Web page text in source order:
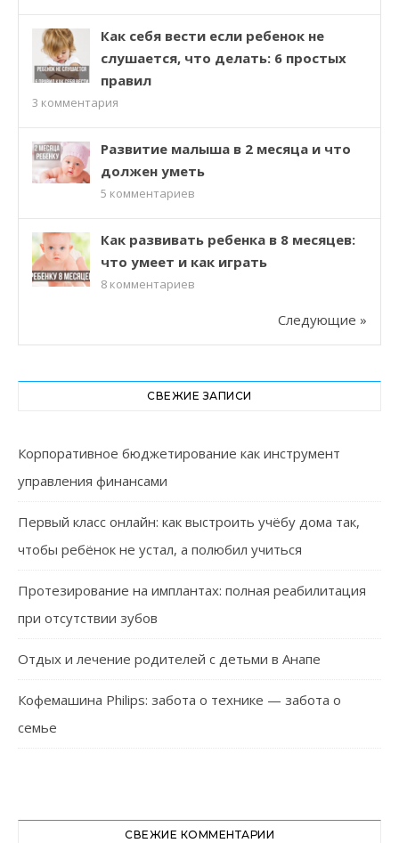
Как себя вести если ребенок не
слушается, что делать: 6 простых
правил
3 комментария
Развитие малыша в 2 месяца и что
должен уметь
5 комментариев
Как развивать ребенка в 8 месяцев:
что умеет и как играть
8 комментариев
Следующие »
СВЕЖИЕ ЗАПИСИ
Корпоративное бюджетирование как инструмент
управления финансами
Первый класс онлайн: как выстроить учёбу дома так,
чтобы ребёнок не устал, а полюбил учиться
Протезирование на имплантах: полная реабилитация
при отсутствии зубов
Отдых и лечение родителей с детьми в Анапе
Кофемашина Philips: забота о технике — забота о
семье
СВЕЖИЕ КОММЕНТАРИИ